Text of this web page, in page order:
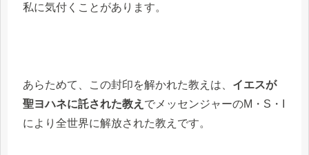
私に気付くことがあります。
あらためて、この封印を解かれた教えは、 イエスが
聖ヨハネに託された教え でメッセンジャーのM・S・I
により全世界に解放された教えです。